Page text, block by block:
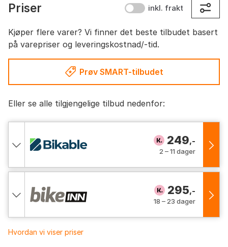
Priser inkl. frakt
Kjøper flere varer? Vi finner det beste tilbudet basert
på varepriser og leveringskostnad/-tid.
Prøv SMART-tilbudet
Eller se alle tilgjengelige tilbud nedenfor:
249,-
2 – 11 dager
295,-
18 – 23 dager
Hvordan vi viser priser